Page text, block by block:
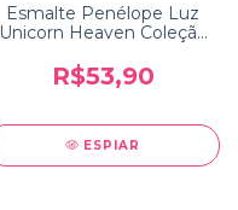
Esmalte Penélope Luz
Unicorn Heaven Coleção
R$53,90
ESPIAR